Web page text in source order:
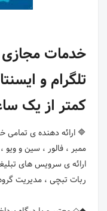
خدمات مجازی
تلگرام و
کمتر از یک
🔷 ارائه دهنده ی تمامی
ارائه ی سرویس های